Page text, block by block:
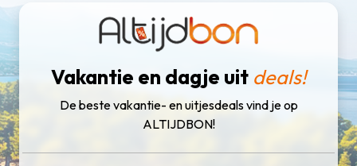
Vakantie en dagje uit deals!
De beste vakantie- en uitjesdeals vind je op
ALTIJDBON!